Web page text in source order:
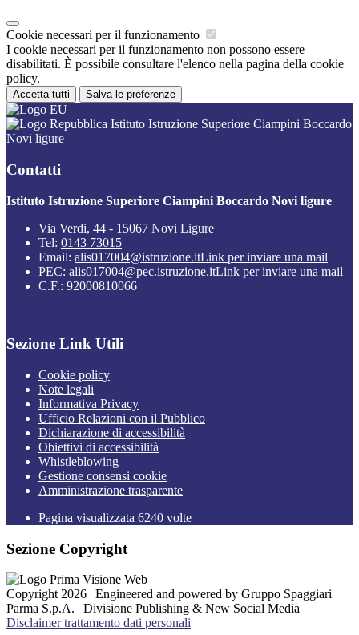
Cookie necessari per il funzionamento
I cookie necessari per il funzionamento non possono essere
disabilitati. È possibile consultare l'elenco nella pagina della cookie
policy.
Accetta tutti Salva le preferenze
Istituto Istruzione Superiore Ciampini Boccardo
Novi ligure
Contatti
Istituto Istruzione Superiore Ciampini Boccardo Novi ligure
Via Verdi, 44 - 15067 Novi Ligure
Tel: 0143 73015
Email: alis017004@istruzione.itLink per inviare una mail
PEC: alis017004@pec.istruzione.itLink per inviare una mail
C.F.: 92000810066
Sezione Link Utili
Cookie policy
Note legali
Informativa Privacy
Ufficio Relazioni con il Pubblico
Dichiarazione di accessibilità
Obiettivi di accessibilità
Whistleblowing
Gestione consensi cookie
Amministrazione trasparente
Pagina visualizzata 6240 volte
Sezione Copyright
Copyright 2026 | Engineered and powered by Gruppo Spaggiari
Parma S.p.A. | Divisione Publishing & New Social Media
Disclaimer trattamento dati personali